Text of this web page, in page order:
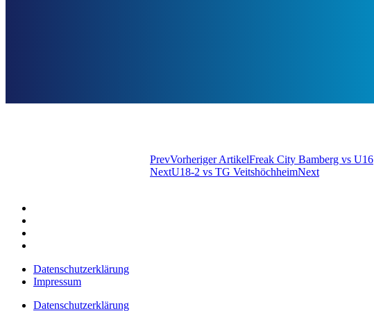
PrevVorheriger ArtikelFreak City Bamberg vs U16
NextU18-2 vs TG VeitshöchheimNext
Datenschutzerklärung
Impressum
Datenschutzerklärung